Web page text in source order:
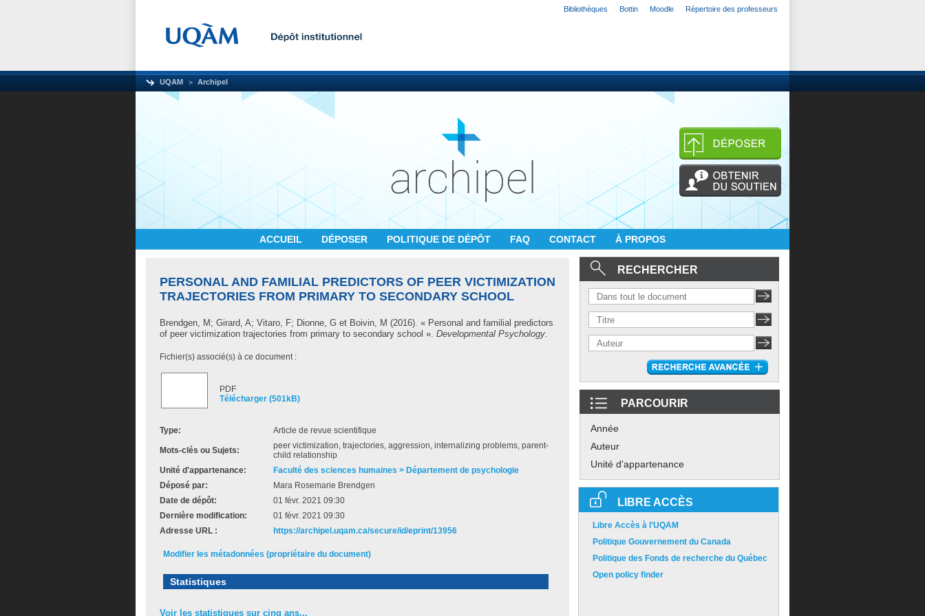
Bibliothèques Bottin Moodle Répertoire des professeurs
UQAM Archipel
ACCUEIL DÉPOSER POLITIQUE DE DÉPÔT FAQ CONTACT À PROPOS
PERSONAL AND FAMILIAL PREDICTORS OF PEER VICTIMIZATION
TRAJECTORIES FROM PRIMARY TO SECONDARY SCHOOL
Brendgen, M ; Girard, A; Vitaro, F; Dionne, G et Boivin, M (2016). « Personal and familial predictors
of peer victimization trajectories from primary to secondary school ». Developmental Psychology.
Fichier(s) associé(s) à ce document :
PDF
Télécharger (501kB)
Type: Article de revue scientifique
Mots-clés ou Sujets:
peer victimization, trajectories, aggression, internalizing problems, parent-
child relationship
Unité d'appartenance:
Faculté des sciences humaines > Département de psychologie
Déposé par:
Mara Rosemarie Brendgen
Date de dépôt:
01 févr. 2021 09:30
Dernière modification:
01 févr. 2021 09:30
Adresse URL :
https://archipel.uqam.ca/secure/id/eprint/13956
Modifier les métadonnées (propriétaire du document)
Statistiques
Voir les statistiques sur cinq ans...
RECHERCHER
PARCOURIR
Année
Auteur
Unité d'appartenance
LIBRE ACCÈS
Libre Accès à l'UQAM
Politique Gouvernement du Canada
Politique des Fonds de recherche du Québec
Open policy finder